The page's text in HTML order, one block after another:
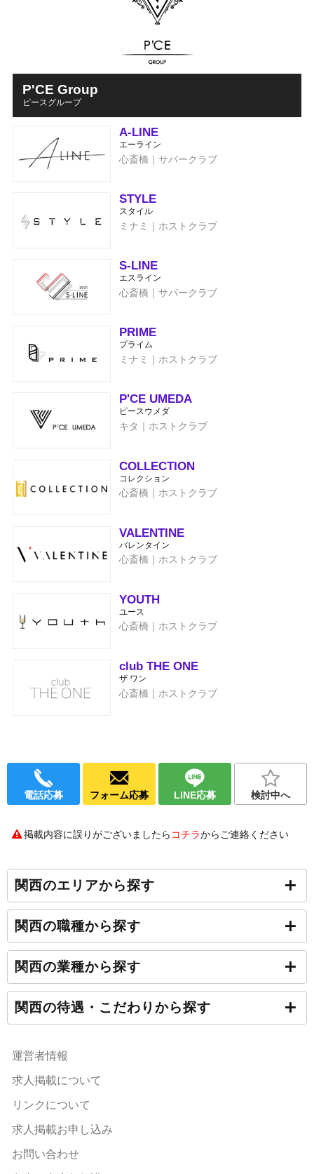
P'CE Group
ピースグループ
A-LINE
エーライン
心斎橋｜サパークラブ
STYLE
スタイル
ミナミ｜ホストクラブ
S-LINE
エスライン
心斎橋｜サパークラブ
PRIME
プライム
ミナミ｜ホストクラブ
P'CE UMEDA
ピースウメダ
キタ｜ホストクラブ
COLLECTION
コレクション
心斎橋｜ホストクラブ
VALENTINE
バレンタイン
心斎橋｜ホストクラブ
YOUTH
ユース
心斎橋｜ホストクラブ
club THE ONE
ザ ワン
心斎橋｜ホストクラブ
電話応募 フォーム応募 LINE応募 検討中へ
掲載内容に誤りがございましたら コチラからご連絡ください
関西のエリアから探す
関西の職種から探す
関西の業種から探す
関西の待遇・こだわりから探す
運営者情報
求人掲載について
リンクについて
求人掲載お申し込み
お問い合わせ